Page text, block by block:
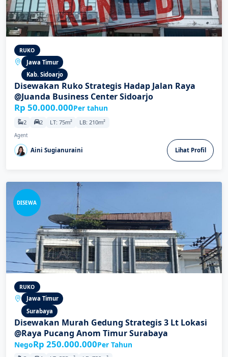
RUKO
Jawa Timur
Kab. Sidoarjo
Disewakan Ruko Strategis Hadap Jalan Raya
@Juanda Business Center Sidoarjo
Rp 50.000.000Per tahun
2 2 LT: 75m² LB: 210m²
Agent
Aini Sugianuraini Lihat Profil
DISEWA
RUKO
Jawa Timur
Surabaya
Disewakan Murah Gedung Strategis 3 Lt Lokasi
@Raya Pucang Anom Timur Surabaya
NegoRp 250.000.000Per Tahun